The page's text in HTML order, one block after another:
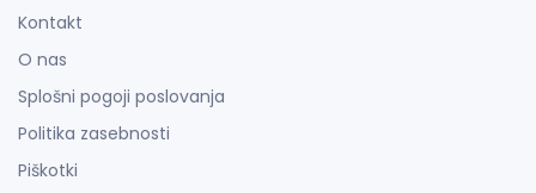
Kontakt
O nas
Splošni pogoji poslovanja
Politika zasebnosti
Piškotki